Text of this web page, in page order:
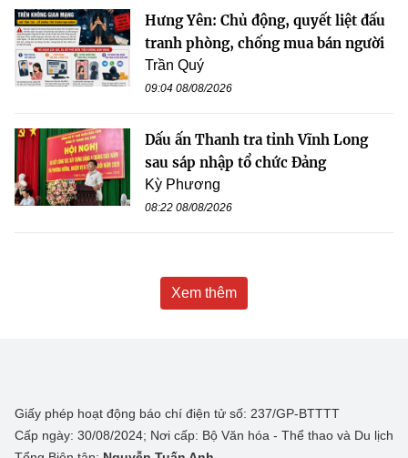
Hưng Yên: Chủ động, quyết liệt đấu
tranh phòng, chống mua bán người
Trần Quý
09:04 08/08/2026
Dấu ấn Thanh tra tỉnh Vĩnh Long
sau sáp nhập tổ chức Đảng
Kỳ Phương
08:22 08/08/2026
Xem thêm
Giấy phép hoạt động báo chí điện tử số: 237/GP-BTTTT
Cấp ngày: 30/08/2024; Nơi cấp: Bộ Văn hóa - Thể thao và Du lịch